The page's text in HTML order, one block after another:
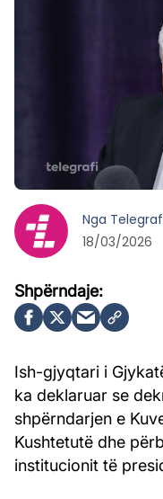
Ish-gjyqtari i
ka deklaruar se
shpërndarjen e
Kushtetutë dhe
institucionit të
Nga
18/03/2026